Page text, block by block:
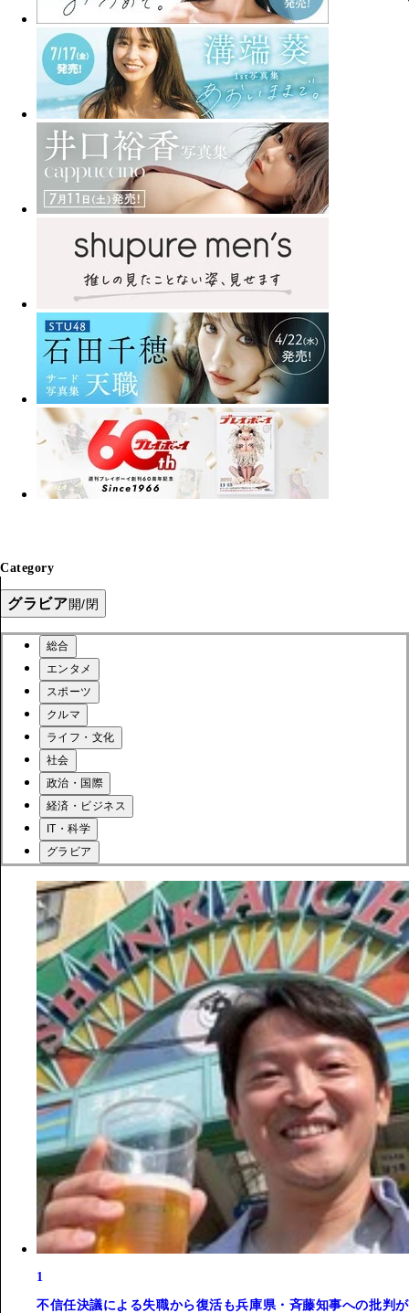
Category
グラビア開/閉
総合
エンタメ
スポーツ
クルマ
ライフ・文化
社会
政治・国際
経済・ビジネス
IT・科学
グラビア
1
不信任決議による失職から復活も兵庫県・斉藤知事への批判が